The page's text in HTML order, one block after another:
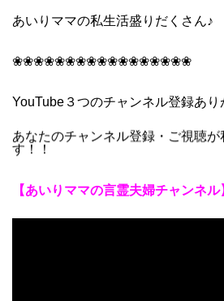
あいりママの私生活盛りだくさん♪
❀❀❀❀❀❀❀❀❀❀❀❀❀❀❀❀❀
YouTube３つのチャンネル登録あ
あなたのチャンネル登録・ご視聴が
す！！
【あいりママの言霊夫婦チャンネル】